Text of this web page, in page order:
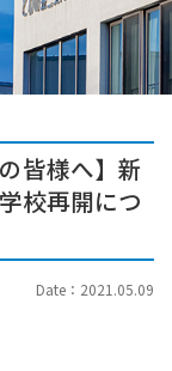
皆様へ】新
校再開につ
Date：2021.05.09